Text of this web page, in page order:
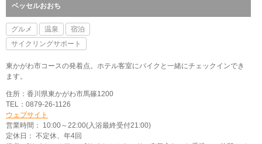
ベッセルおおち
グルメ 温泉
宿泊
サイクリングサポート
東かがわ市コースの発着点。ホテル客室にバイクと一緒にチェックインでき
ます。
住所：香川県東かがわ市馬篠1200
TEL：0879-26-1126
ウェブサイト
営業時間： 10:00～22:00(入浴最終受付21:00)
定休日： 不定休、年4回